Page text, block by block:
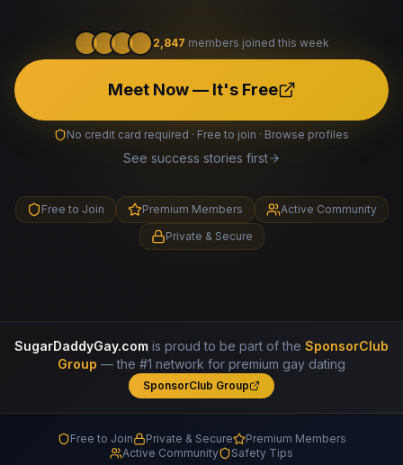
2,847 members joined this week
Meet Now — It's Free
No credit card required · Free to join · Browse profiles
See success stories first
Free to Join Premium Members
Active Community
Private & Secure
SugarDaddyGay.com is proud to be part of the SponsorClub
Group — the #1 network for premium gay dating
SponsorClub Group
Free to Join Private & Secure
Premium Members
Active Community
Safety Tips